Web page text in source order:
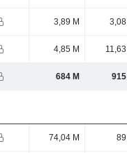
3,89 M 3,08
4,85 M 11,63
684 M 915
74,04 M 89